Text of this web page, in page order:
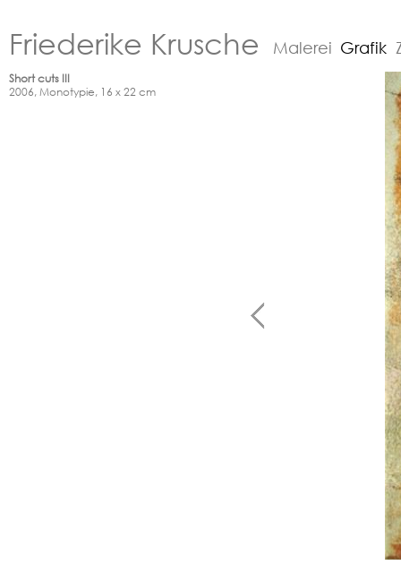
Friederike Krusche Malerei Grafik
Short cuts III
2006, Monotypie, 16 x 22 cm